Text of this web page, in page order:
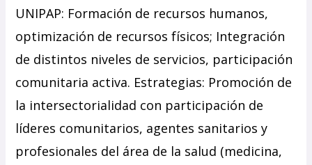
UNIPAP: Formación de recursos humanos,
optimización de recursos físicos; Integración
de distintos niveles de servicios, participación
comunitaria activa. Estrategias: Promoción de
la intersectorialidad con participación de
líderes comunitarios, agentes sanitarios y
profesionales del área de la salud (medicina,